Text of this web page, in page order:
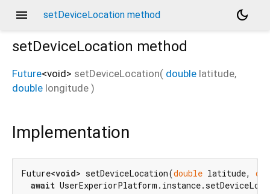
menu setDeviceLocation method
dark_mode
setDeviceLocation method
Future<void> setDeviceLocation( double latitude,
double longitude )
Implementation
Future<void> setDeviceLocation(double latitude,
await